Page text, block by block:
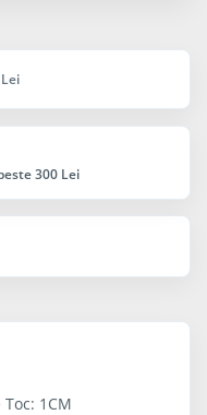
300 Lei
1CM